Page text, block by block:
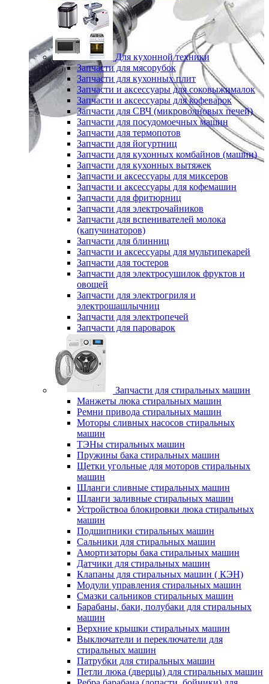
Для кухонной техники
Запчасти для мясорубок
Запчасти для кухонных плит
Запчасти и аксессуары для соковыжималок
Запчасти и аксессуары для кофеварок
Запчасти для СВЧ (микроволновых печей)
Запчасти для посудомоечных машин
Запчасти для термопотов
Запчасти для йогуртниц
Запчасти для кухонных комбайнов (машин)
Запчасти для кухонных вытяжек
Запчасти и аксессуары для миксеров
Запчасти и аксессуары для кофемашин
Запчасти для фритюрниц
Запчасти для электрочайников
Запчасти для вспенивателей молока
(капучинаторов)
Запчасти для блинниц
Запчасти и аксессуары для мультипекарей
Запчасти для тостеров
Запчасти для электросушилок фруктов и
овощей
Запчасти для электрогриля и
электрошашлычниц
Запчасти для электропечей
Запчасти для пароварок
Запчасти для стиральных машин
Манжеты люка стиральных машин
Ремни привода стиральных машин
Моторы сливных насосов стиральных
машин
ТЭНы стиральных машин
Пружины бака стиральных машин
Щетки угольные для моторов стиральных
машин
Шланги сливные стиральных машин
Шланги заливные стиральных машин
Устройствоа блокировки люка стиральных
машин
Подшипники стиральных машин
Сальники для стиральных машин
Амортизаторы бака стиральных машин
Датчики для стиральных машин
Клапаны для стиральных машин ( КЭН)
Модули управления стиральных машин
Смазки сальников стиральных машин
Барабаны, баки, полубаки для стиральных
машин
Верхние крышки стиральных машин
Выключатели и переключатели для
стиральных машин
Патрубки для стиральных машин
Петли люка (дверцы) для стиральных машин